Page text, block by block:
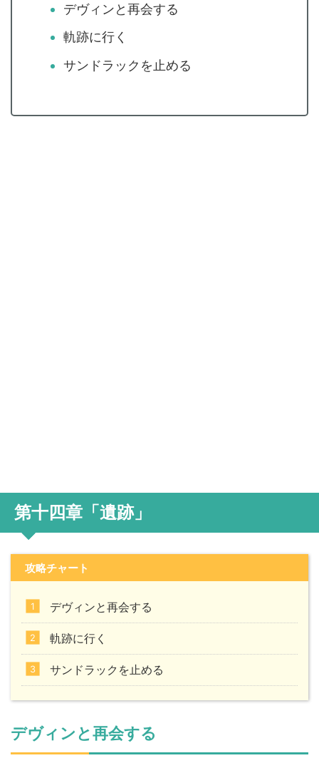
デヴィンと再会する
軌跡に行く
サンドラックを止める
第十四章「遺跡」
攻略チャート
デヴィンと再会する
軌跡に行く
サンドラックを止める
デヴィンと再会する